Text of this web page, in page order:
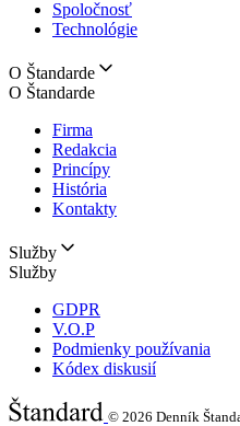
Spoločnosť
Technológie
O Štandarde
O Štandarde
Firma
Redakcia
Princípy
História
Kontakty
Služby
Služby
GDPR
V.O.P
Podmienky používania
Kódex diskusií
© 2026 Denník